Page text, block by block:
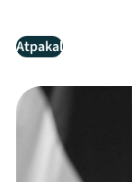
Atpakaļ